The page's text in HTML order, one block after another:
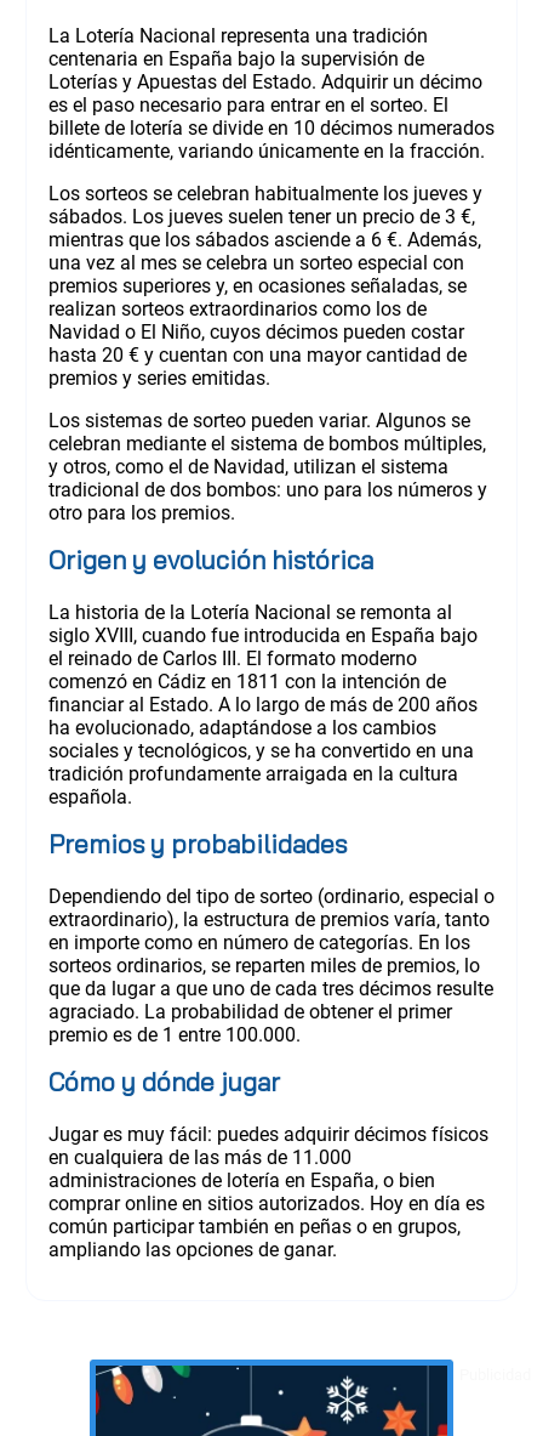
La Lotería Nacional representa una tradición
centenaria en España bajo la supervisión de
Loterías y Apuestas del Estado. Adquirir un décimo
es el paso necesario para entrar en el sorteo. El
billete de lotería se divide en 10 décimos numerados
idénticamente, variando únicamente en la fracción.
Los sorteos se celebran habitualmente los jueves y
sábados. Los jueves suelen tener un precio de 3 €,
mientras que los sábados asciende a 6 €. Además,
una vez al mes se celebra un sorteo especial con
premios superiores y, en ocasiones señaladas, se
realizan sorteos extraordinarios como los de
Navidad o El Niño, cuyos décimos pueden costar
hasta 20 € y cuentan con una mayor cantidad de
premios y series emitidas.
Los sistemas de sorteo pueden variar. Algunos se
celebran mediante el sistema de bombos múltiples,
y otros, como el de Navidad, utilizan el sistema
tradicional de dos bombos: uno para los números y
otro para los premios.
Origen y evolución histórica
La historia de la Lotería Nacional se remonta al
siglo XVIII, cuando fue introducida en España bajo
el reinado de Carlos III. El formato moderno
comenzó en Cádiz en 1811 con la intención de
financiar al Estado. A lo largo de más de 200 años
ha evolucionado, adaptándose a los cambios
sociales y tecnológicos, y se ha convertido en una
tradición profundamente arraigada en la cultura
española.
Premios y probabilidades
Dependiendo del tipo de sorteo (ordinario, especial o
extraordinario), la estructura de premios varía, tanto
en importe como en número de categorías. En los
sorteos ordinarios, se reparten miles de premios, lo
que da lugar a que uno de cada tres décimos resulte
agraciado. La probabilidad de obtener el primer
premio es de 1 entre 100.000.
Cómo y dónde jugar
Jugar es muy fácil: puedes adquirir décimos físicos
en cualquiera de las más de 11.000
administraciones de lotería en España, o bien
comprar online en sitios autorizados. Hoy en día es
común participar también en peñas o en grupos,
ampliando las opciones de ganar.